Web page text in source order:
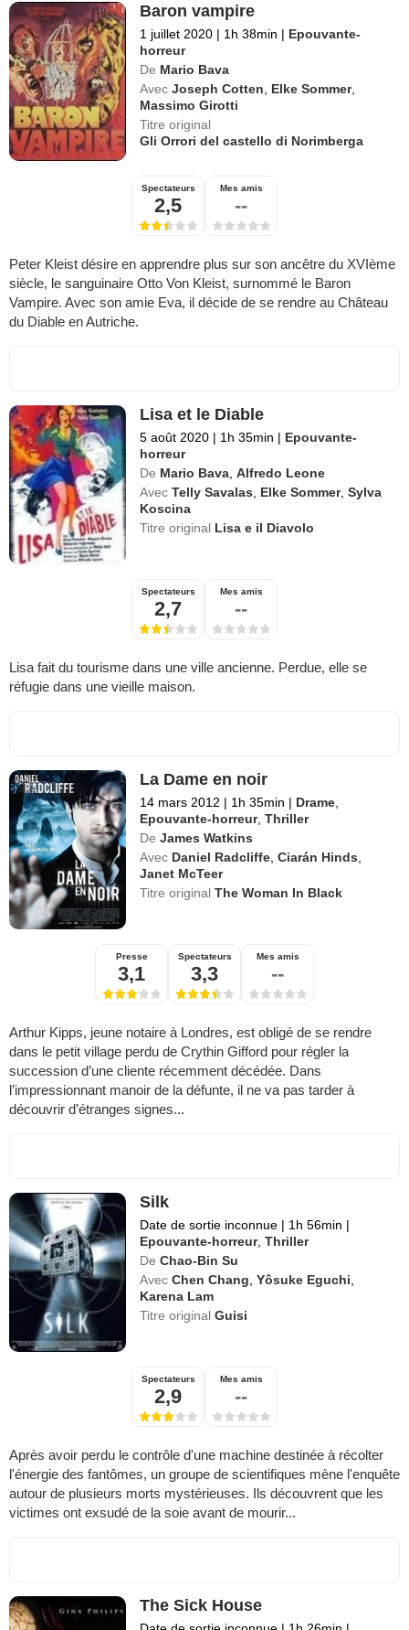
Baron vampire
1 juillet 2020 | 1h 38min | Epouvante-
horreur
De Mario Bava
Avec Joseph Cotten Elke Sommer,
Massimo Girotti
Titre original
Gli Orrori del castello di Norimberga
Spectateurs
2,5
Mes amis
--
Peter Kleist désire en apprendre plus sur son ancêtre du XVIème
siècle, le sanguinaire Otto Von Kleist, surnommé le Baron
Vampire. Avec son amie Eva, il décide de se rendre au Château
du Diable en Autriche.
Lisa et le Diable
5 août 2020 | 1h 35min | Epouvante-
horreur
De Mario Bava ,Alfredo Leone
Avec Telly Savalas Elke Sommer,Sylva
Koscina
Titre original Lisa e il Diavolo
Spectateurs
2,7
Mes amis
--
Lisa fait du tourisme dans une ville ancienne. Perdue, elle se
réfugie dans une vieille maison.
La Dame en noir
14 mars 2012 | 1h 35min | Drame
Epouvante-horreur,Thriller
De James Watkins
Avec Daniel Radcliffe ,Ciarán Hinds
Janet McTeer
Titre originalThe Woman In Black
Presse
3,1
Spectateurs
3,3
Mes amis
--
Arthur Kipps, jeune notaire à Londres, est obligé de se rendre
dans le petit village perdu de Crythin Gifford pour régler la
succession d’une cliente récemment décédée. Dans
l’impressionnant manoir de la défunte, il ne va pas tarder à
découvrir d’étranges signes...
Silk
Date de sortie inconnue | 1h 56min |
Epouvante-horreur,Thriller
De Chao-Bin Su
Avec Chen Chang ,Yôsuke Eguchi
Karena Lam
Titre originalGuisi
Spectateurs
2,9
Mes amis
--
Après avoir perdu le contrôle d'une machine destinée à récolter
l'énergie des fantômes, un groupe de scientifiques mène l'enquête
autour de plusieurs morts mystérieuses. Ils découvrent que les
victimes ont exsudé de la soie avant de mourir...
The Sick House